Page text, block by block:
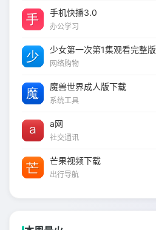
手机快播3.0
办公学习
少女第一次第1集观看完整版
网络购物
魔兽世界成人版下载
系统工具
a网
社交通讯
芒果视频下载
出行导航